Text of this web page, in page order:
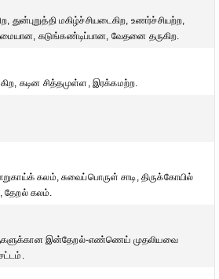
துன்புறுத்தி மகிழ்ச்சியடைகிற, உணர்ச்சியற்ற,
கடுங்கண்டிப்பான, வேதனை தருகிற.
கடின சித்தமுள்ள, இரக்கமற்ற.
கலம், சுவைப்பொருள் சாடி, திருக்கோயில்
தேறல் கலம்.
இன்தேறல்-எண்ணெய் முதலியவை